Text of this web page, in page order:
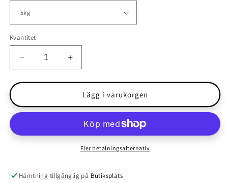
Kvantitet
Minska
kvantitet
för
Horse
-
+
Öka
kvantitet
för
Show
Horse
-
Magnesium
+
Lägg i varukorgen
Fler betalningsalternativ
Hämtning tillgänglig på Butiksplats